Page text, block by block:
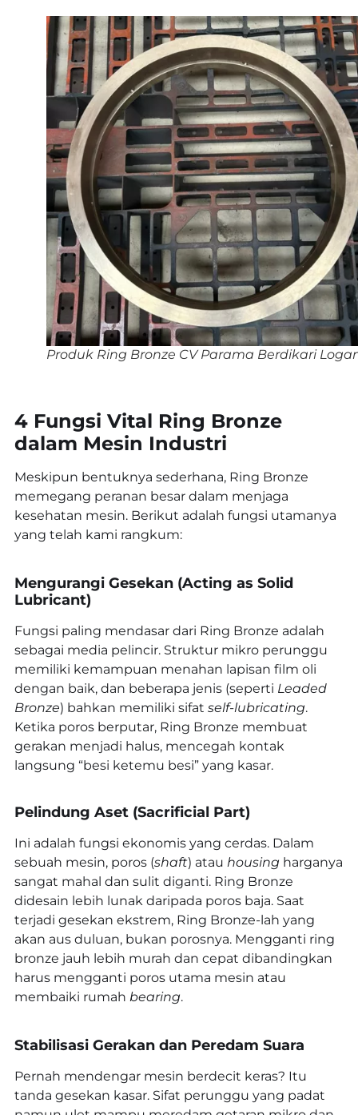
Produk Ring Bronze CV Parama Berdikari
4 Fungsi Vital Ring Bronze
dalam Mesin Industri
Meskipun bentuknya sederhana, Ring Bronze
memegang peranan besar dalam menjaga
kesehatan mesin. Berikut adalah fungsi utamanya
yang telah kami rangkum:
Mengurangi Gesekan (Acting as Solid
Lubricant)
Fungsi paling mendasar dari Ring Bronze adalah
sebagai media pelincir. Struktur mikro perunggu
memiliki kemampuan menahan lapisan film oli
dengan baik, dan beberapa jenis (seperti Leaded
Bronze) bahkan memiliki sifat self-lubricating.
Ketika poros berputar, Ring Bronze membuat
gerakan menjadi halus, mencegah kontak
langsung “besi ketemu besi” yang kasar.
Pelindung Aset (Sacrificial Part)
Ini adalah fungsi ekonomis yang cerdas. Dalam
sebuah mesin, poros (shaft) atau housing harganya
sangat mahal dan sulit diganti. Ring Bronze
didesain lebih lunak daripada poros baja. Saat
terjadi gesekan ekstrem, Ring Bronze-lah yang
akan aus duluan, bukan porosnya. Mengganti ring
bronze jauh lebih murah dan cepat dibandingkan
harus mengganti poros utama mesin atau
membaiki rumah bearing.
Stabilisasi Gerakan dan Peredam Suara
Pernah mendengar mesin berdecit keras? Itu
tanda gesekan kasar. Sifat perunggu yang padat